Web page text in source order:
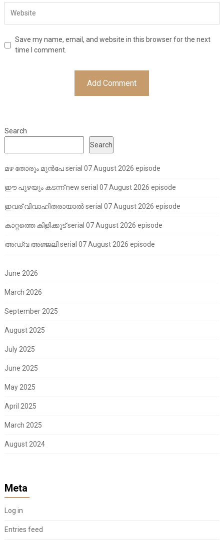
Save my name, email, and website in this browser for the next
time I comment.
Search
Search
മഴ തോരും മുൻപേ serial 07 August 2026 episode
ഈ പുഴയും കടന്ന് new serial 07 August 2026 episode
ഇവര് വിവാഹിതരായാൽ serial 07 August 2026 episode
കാറ്റത്തെ കിളിക്കൂട് serial 07 August 2026 episode
അഡ്വ അഞ്ജലി serial 07 August 2026 episode
June 2026
March 2026
September 2025
August 2025
July 2025
June 2025
May 2025
April 2025
March 2025
August 2024
Meta
Log in
Entries feed